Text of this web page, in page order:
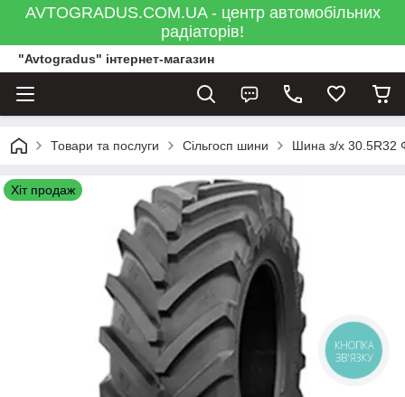
AVTOGRADUS.COM.UA - центр автомобільних
радіаторів!
"Avtogradus" інтернет-магазин
Товари та послуги Сільгосп шини Шина з/х
Хіт продаж
КНОПКА
ЗВ'ЯЗКУ